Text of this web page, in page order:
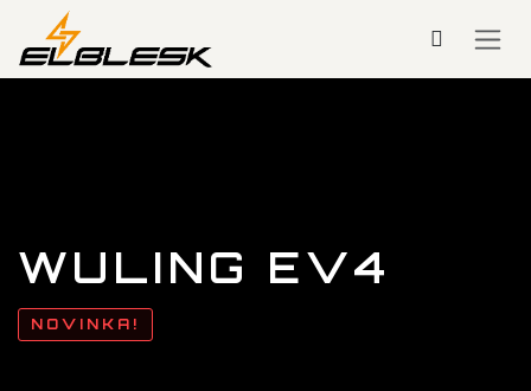
Přejít na obsah
WULING EV4
NOVINKA!